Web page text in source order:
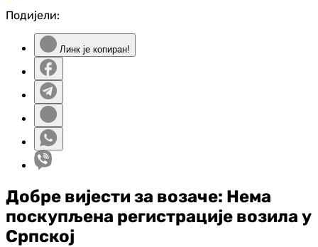
Подијели:
Линк је копиран!
Добре вијести за возаче: Нема
поскупљена регистрације возила у
Српској